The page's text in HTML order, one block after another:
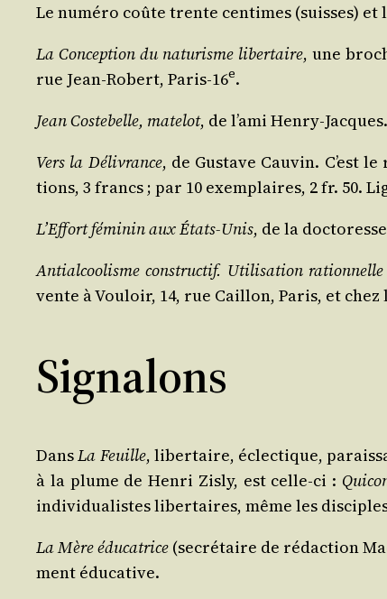
Le numé­ro coûte trente cen­times (suisses) et
La Concep­tion du natu­risme liber­taire, une
rue Jean-Robert, Paris-16e.
Jean Cos­te­belle, mate­lot, de l’ami Hen­ry-
Vers la Déli­vrance, de Gus­tave Cau­vin. C’est
tions, 3 francs ; par 10 exem­plaires, 2 fr. 50.
L’Effort fémi­nin aux États-Unis, de la
Anti­al­coo­lisme construc­tif. Uti­li­sa­tion ration­nelle
vente à Vou­loir, 14, rue Caillon, Paris, et chez
Signalons
DansLa Feuille, liber­taire, éclec­tique,
à la plume de Hen­ri Zis­ly, est celle-ci :
indi­vi­dua­listes liber­taires, même les
La Mère édu­ca­trice (secré­taire de rédac­tion
ment éducative.